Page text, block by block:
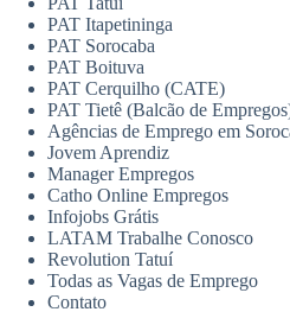
PAT Itapetininga
PAT Sorocaba
PAT Boituva
PAT Cerquilho (CATE)
PAT Tietê (Balcão de
Agências de Emprego em
Jovem Aprendiz
Manager Empregos
Catho Online Empregos
Infojobs Grátis
LATAM Trabalhe Conosco
Revolution Tatuí
Todas as Vagas de Emprego
Contato